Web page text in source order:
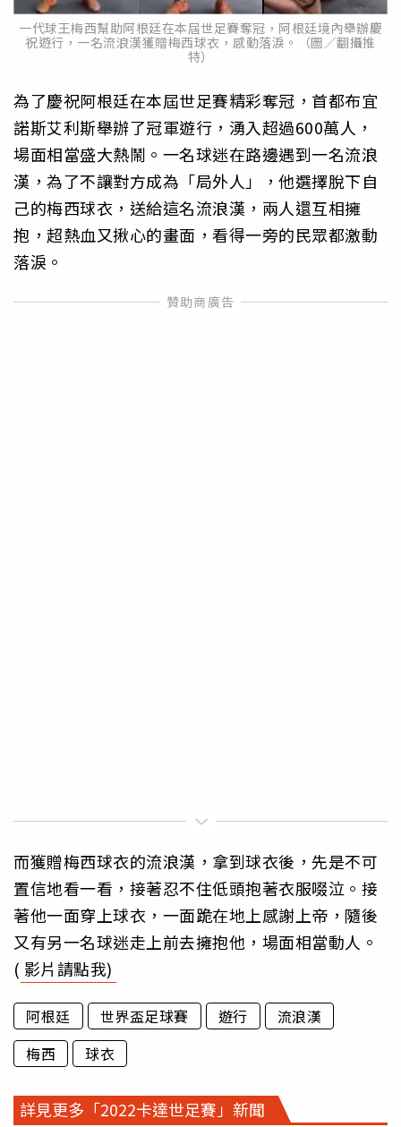
一代球王梅西幫助阿根廷在本屆世足賽奪冠，阿根廷境內舉辦慶
祝遊行，一名流浪漢獲贈梅西球衣，感動落淚。（圖／翻攝推
特）
為了慶祝阿根廷在本屆世足賽精彩奪冠，首都布宜
諾斯艾利斯舉辦了冠軍遊行，湧入超過600萬人，
場面相當盛大熱鬧。一名球迷在路邊遇到一名流浪
漢，為了不讓對方成為「局外人」，他選擇脫下自
己的梅西球衣，送給這名流浪漢，兩人還互相擁
抱，超熱血又揪心的畫面，看得一旁的民眾都激動
落淚。
而獲贈梅西球衣的流浪漢，拿到球衣後，先是不可
置信地看一看，接著忍不住低頭抱著衣服啜泣。接
著他一面穿上球衣，一面跪在地上感謝上帝，隨後
又有另一名球迷走上前去擁抱他，場面相當動人。
( 影片請點我)
阿根廷 世界盃足球賽 遊行
流浪漢
梅西
球衣
詳見更多「2022卡達世足賽」新聞